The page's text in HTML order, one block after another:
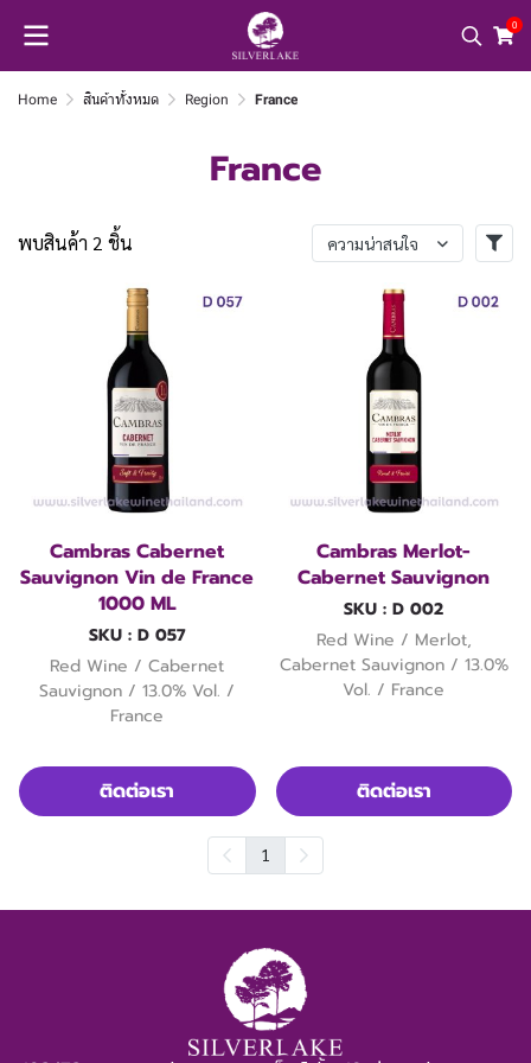
0
Home สินค้าทั้งหมด Region France
France
พบสินค้า 2 ชิ้น ความน่าสนใจ
Cambras Cabernet
Sauvignon Vin de France
1000 ML
SKU : D 057
Red Wine / Cabernet
Sauvignon / 13.0% Vol. /
France
ติดต่อเรา
Cambras Merlot-
Cabernet Sauvignon
SKU : D 002
Red Wine / Merlot,
Cabernet Sauvignon / 13.0%
Vol. / France
ติดต่อเรา
1